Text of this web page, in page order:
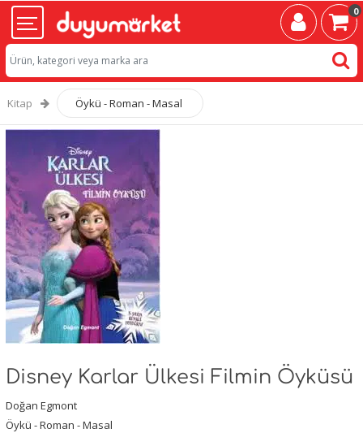
0
Kitap Öykü - Roman - Masal
Disney Karlar Ülkesi Filmin Öyküsü
Doğan Egmont
Öykü - Roman - Masal